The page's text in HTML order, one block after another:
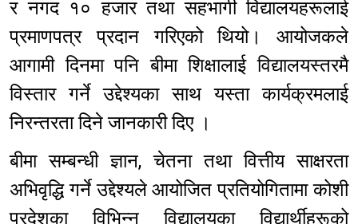
र नगद १० हजार तथा सहभागी विद्यालयहरूलाई
प्रमाणपत्र प्रदान गरिएको थियो। आयोजकले
आगामी दिनमा पनि बीमा शिक्षालाई विद्यालयस्तरमै
विस्तार गर्ने उद्देश्यका साथ यस्ता कार्यक्रमलाई
निरन्तरता दिने जानकारी दिए ।
बीमा सम्बन्धी ज्ञान, चेतना तथा वित्तीय साक्षरता
अभिवृद्धि गर्ने उद्देश्यले आयोजित प्रतियोगितामा कोशी
प्रदेशका विभिन्न विद्यालयका विद्यार्थीहरूको